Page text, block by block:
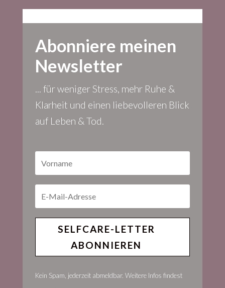
Abonniere meinen
Newsletter
... für weniger Stress, mehr Ruhe &
Klarheit und einen liebevolleren Blick
auf Leben & Tod.
SELFCARE-LETTER
ABONNIEREN
Kein Spam, jederzeit abmeldbar. Weitere Infos findest